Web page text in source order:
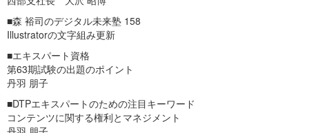
■森 裕司のデジタル未来塾 158
Illustratorの文字組み更新
■エキスパート資格
第63期試験の出題のポイント
丹羽 朋子
■DTPエキスパートのための注目キーワード
コンテンツに関する権利とマネジメント